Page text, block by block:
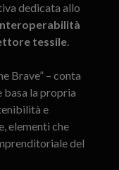
dedicata allo
tessile.
Brave” – conta
basa la propria
e
elementi che
del